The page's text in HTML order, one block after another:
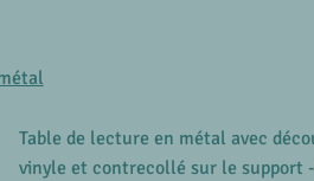
Table de lecture en métal avec
vinyle et contrecollé sur le support